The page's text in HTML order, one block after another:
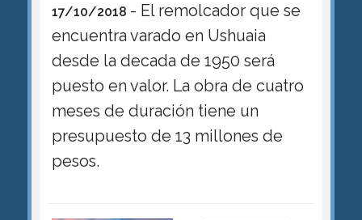
17/10/2018 - El remolcador que se
encuentra varado en Ushuaia
desde la decada de 1950 será
puesto en valor. La obra de cuatro
meses de duración tiene un
presupuesto de 13 millones de
pesos.